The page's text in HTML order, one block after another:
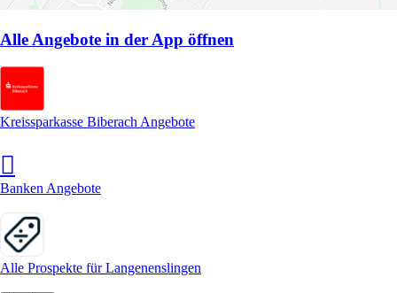
Alle Angebote in der App öffnen
Kreissparkasse Biberach Angebote
Banken Angebote
Alle Prospekte für Langenenslingen